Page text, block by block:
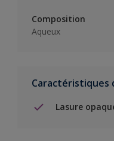
Composition
Aqueux
Caractéristiques
Lasure